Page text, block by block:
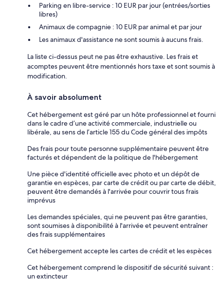
Parking en libre-service : 10 EUR par jour (entrées/sorties
libres)
Animaux de compagnie : 10 EUR par animal et par jour
Les animaux d'assistance ne sont soumis à aucuns frais.
La liste ci-dessus peut ne pas être exhaustive. Les frais et
acomptes peuvent être mentionnés hors taxe et sont soumis à
modification.
À savoir absolument
Cet hébergement est géré par un hôte professionnel et fourni
dans le cadre d’une activité commerciale, industrielle ou
libérale, au sens de l’article 155 du Code général des impôts
Des frais pour toute personne supplémentaire peuvent être
facturés et dépendent de la politique de l'hébergement
Une pièce d'identité officielle avec photo et un dépôt de
garantie en espèces, par carte de crédit ou par carte de débit,
peuvent être demandés à l'arrivée pour couvrir tous frais
imprévus
Les demandes spéciales, qui ne peuvent pas être garanties,
sont soumises à disponibilité à l'arrivée et peuvent entraîner
des frais supplémentaires
Cet hébergement accepte les cartes de crédit et les espèces
Cet hébergement comprend le dispositif de sécurité suivant :
un extincteur